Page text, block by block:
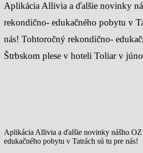
Aplikácia Allivia a ďalšie novinky
rekondično- edukačného pobytu v
nás! Tohtoročný rekondično-
Štrbskom plese v hoteli Toliar v
Aplikácia Allivia a ďalšie novinky nášho
edukačného pobytu v Tatrách sú tu pre nás!